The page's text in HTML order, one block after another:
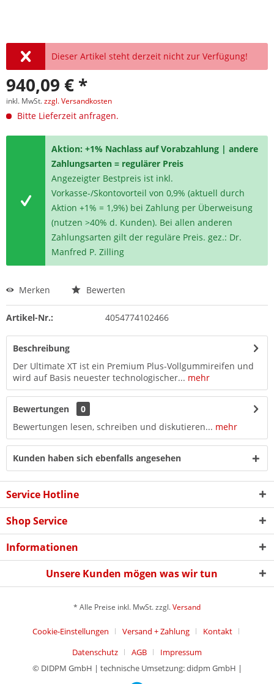
Dieser Artikel steht derzeit nicht zur Verfügung!
940,09 € *
inkl. MwSt.zzgl. Versandkosten
Bitte Lieferzeit anfragen.
Aktion: +1% Nachlass auf Vorabzahlung | andere
Zahlungsarten = regulärer Preis
Angezeigter Bestpreis ist inkl.
Vorkasse-/Skontovorteil von 0,9% (aktuell durch
Aktion +1% = 1,9%) bei Zahlung per Überweisung
(nutzen >40% d. Kunden). Bei allen anderen
Zahlungsarten gilt der reguläre Preis. gez.: Dr.
Manfred P. Zilling
Merken Bewerten
Artikel-Nr.: 4054774102466
Beschreibung
Der Ultimate XT ist ein Premium Plus-Vollgummireifen und
wird auf Basis neuester technologischer... mehr
Bewertungen
0
Bewertungen lesen, schreiben und diskutieren... mehr
Kunden haben sich ebenfalls angesehen
Service Hotline
Shop Service
Informationen
Unsere Kunden mögen was wir tun
* Alle Preise inkl. MwSt. zzgl.Versand
Cookie-Einstellungen Versand + Zahlung
Kontakt
Datenschutz
AGB
Impressum
© DIDPM GmbH | technische Umsetzung: didpm GmbH |